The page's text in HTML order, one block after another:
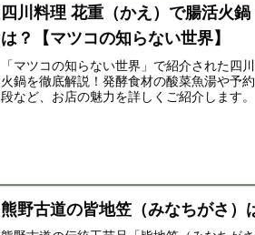
四川料理 花重（かえ）で腸活火鍋・値段や予約方法
は？【マツコの知らない世界】
「マツコの知らない世界」で紹介された四
火鍋を徹底解説！発酵食材の酸菜魚湯や予
段など、お店の魅力を詳しくご紹介します。
熊野古道の皆地笠（みなちがさ）